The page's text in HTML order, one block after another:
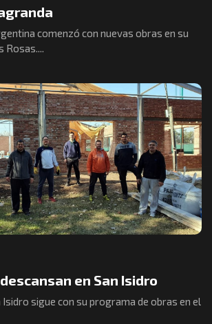
comenzó con nuevas obras en su
Rosas....
en San Isidro
Isidro sigue con su programa de obras en el